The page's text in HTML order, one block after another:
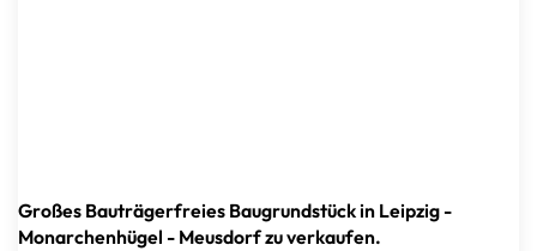
Großes Bauträgerfreies Baugrundstück in Leipzig -
Monarchenhügel - Meusdorf zu verkaufen.